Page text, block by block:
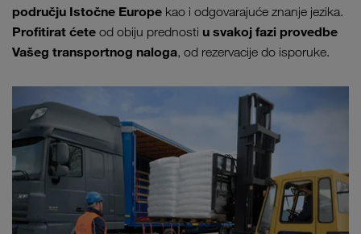
području Istočne Europe kao i odgovarajuće znanje jezika.
Profitirat ćete od obiju prednosti u svakoj fazi provedbe
Vašeg transportnog naloga, od rezervacije do isporuke.